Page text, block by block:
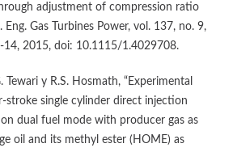
adjustment of compression ratio
Gas Turbines Power, vol. 137, no. 9,
2015, doi: 10.1115/1.4029708.
Tewari y R.S. Hosmath, “Experimental
stroke single cylinder direct injection
dual fuel mode with producer gas as
oil and its methyl ester (HOME) as